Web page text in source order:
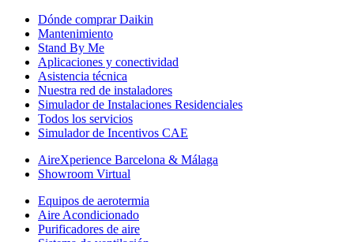
Dónde comprar Daikin
Mantenimiento
Stand By Me
Aplicaciones y conectividad
Asistencia técnica
Nuestra red de instaladores
Simulador de Instalaciones Residenciales
Todos los servicios
Simulador de Incentivos CAE
AireXperience Barcelona & Málaga
Showroom Virtual
Equipos de aerotermia
Aire Acondicionado
Purificadores de aire